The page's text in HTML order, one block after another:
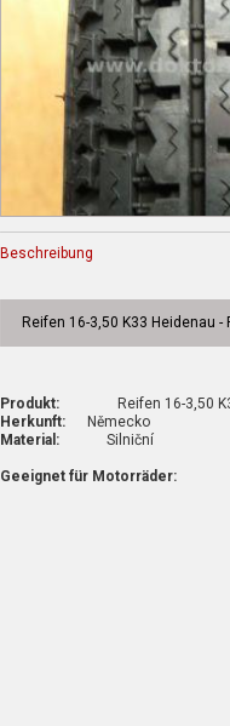
Beschreibung
Reifen 16-3,50 K33 Heidenau -
Produkt: Reifen 16-3,50 K33
Herkunft: Německo
Material: Silniční
Geeignet für Motorräder: